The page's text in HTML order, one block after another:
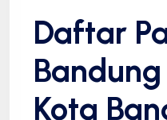
Daftar
Kota